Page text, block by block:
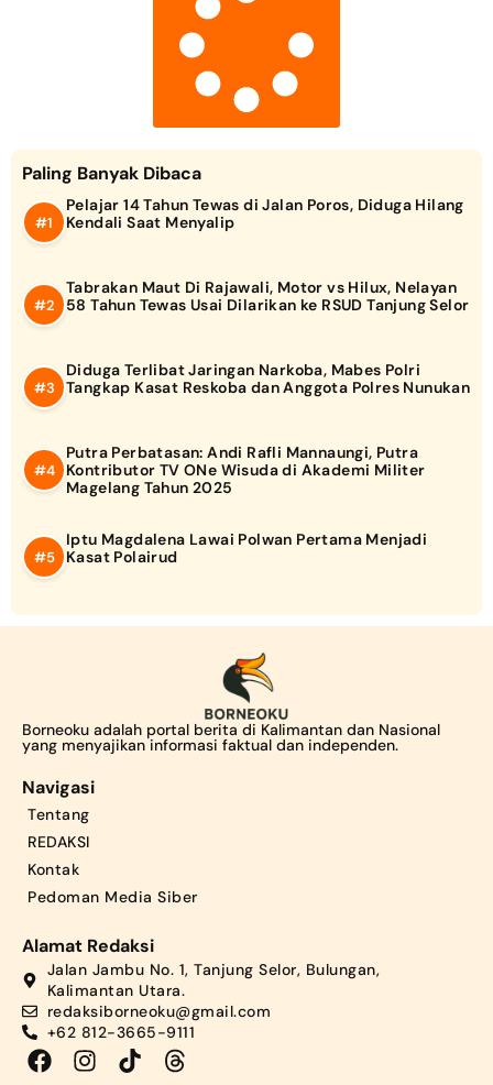
Paling Banyak Dibaca
Pelajar 14 Tahun Tewas di Jalan Poros, Diduga Hilang
Kendali Saat Menyalip
Tabrakan Maut Di Rajawali, Motor vs Hilux, Nelayan
58 Tahun Tewas Usai Dilarikan ke RSUD Tanjung Selor
Diduga Terlibat Jaringan Narkoba, Mabes Polri
Tangkap Kasat Reskoba dan Anggota Polres Nunukan
Putra Perbatasan: Andi Rafli Mannaungi, Putra
Kontributor TV ONe Wisuda di Akademi Militer
Magelang Tahun 2025
Iptu Magdalena Lawai Polwan Pertama Menjadi
Kasat Polairud
Borneoku adalah portal berita di Kalimantan dan Nasional
yang menyajikan informasi faktual dan independen.
Navigasi
Tentang
REDAKSI
Kontak
Pedoman Media Siber
Alamat Redaksi
Jalan Jambu No. 1, Tanjung Selor, Bulungan,
Kalimantan Utara.
redaksiborneoku@gmail.com
+62 812-3665-9111